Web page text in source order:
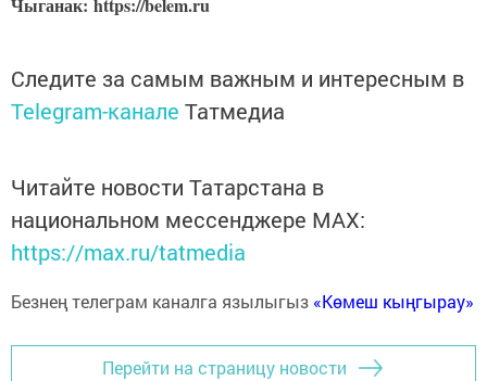
Следите за самым важным и интересным в
Telegram-канале Татмедиа
Читайте новости Татарстана в
национальном мессенджере MАХ:
https://max.ru/tatmedia
Безнең телеграм каналга язылыгыз «Көмеш кыңгырау»
Перейти на страницу новости